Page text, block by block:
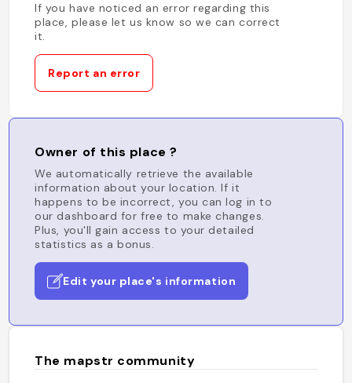
If you have noticed an error regarding this
place, please let us know so we can correct
it.
Report an error
Owner of this place ?
We automatically retrieve the available
information about your location. If it
happens to be incorrect, you can log in to
our dashboard for free to make changes.
Plus, you'll gain access to your detailed
statistics as a bonus.
Edit your place's information
The mapstr community